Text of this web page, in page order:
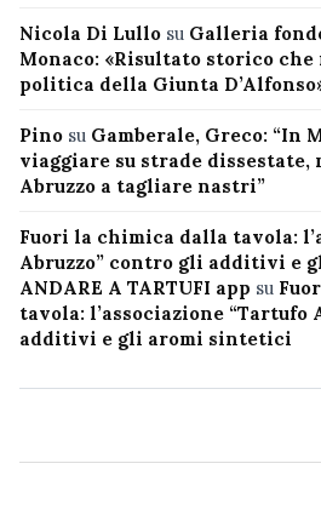
Nicola Di Lullo su Galleria
Monaco: «Risultato storico
politica della Giunta
Pino su Gamberale, Greco: “In
viaggiare su strade dissestate,
Abruzzo a tagliare nastri”
Fuori la chimica dalla tavola:
Abruzzo” contro gli additivi e
ANDARE A TARTUFI app su
tavola: l’associazione “Tartufo
additivi e gli aromi sintetici